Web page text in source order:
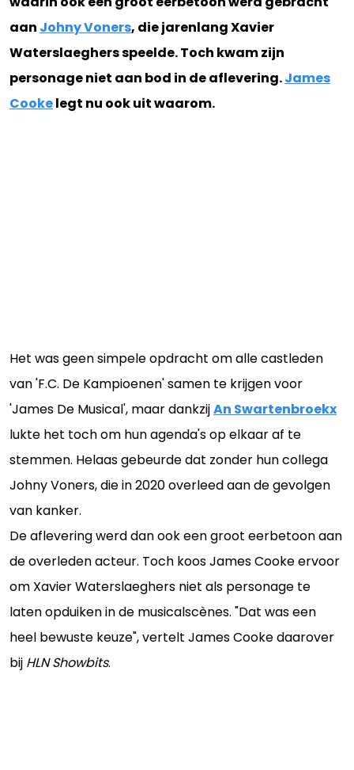
aan Johny Voners, die jarenlang Xavier
Waterslaeghers speelde. Toch kwam zijn
personage niet aan bod in de aflevering.James
Cookelegt nu ook uit waarom.
Het was geen simpele opdracht om alle castleden
van 'F.C. De Kampioenen' samen te krijgen voor
'James De Musical', maar dankzijAn Swartenbroekx
lukte het toch om hun agenda's op elkaar af te
stemmen. Helaas gebeurde dat zonder hun collega
Johny Voners, die in 2020 overleed aan de gevolgen
van kanker.
De aflevering werd dan ook een groot eerbetoon aan
de overleden acteur. Toch koos James Cooke ervoor
om Xavier Waterslaeghers niet als personage te
laten opduiken in de musicalscènes. "Dat was een
heel bewuste keuze", vertelt James Cooke daarover
bij HLN Showbits.